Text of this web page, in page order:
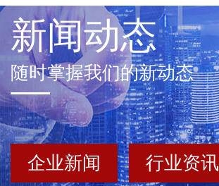
新闻动态
随时掌握我们的新动态
企业新闻 行业资讯